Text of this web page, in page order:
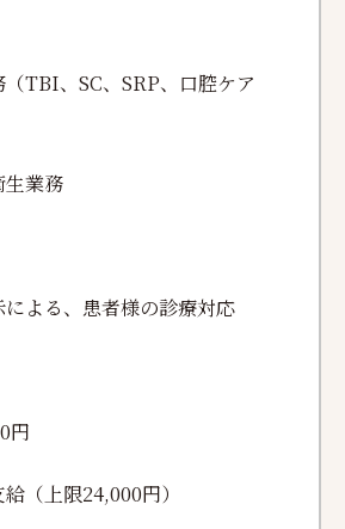
（TBI、 SC、 SRP、口腔ケア
生業務
よる、患者様の診療対応
円
（上限24,000円）